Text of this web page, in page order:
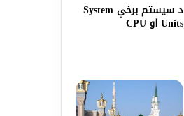
د سيستم برخې System
Units او CPU